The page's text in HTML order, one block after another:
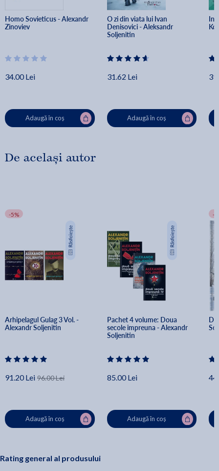
Homo Sovieticus - Alexandr
Zinoviev
34.00 Lei
Adaugă în coș
O zi din viata lui Ivan
Denisovici - Aleksandr
Soljenitin
31.62 Lei
Adaugă în coș
De același autor
-5%
Arhipelagul Gulag 3 Vol. -
Alexandr Soljenitin
91.20 Lei 96.00 Lei
Adaugă în coș
Pachet 4 volume: Doua
secole impreuna - Alexandr
Soljenitin
85.00 Lei
Adaugă în coș
-
Rating general al produsului